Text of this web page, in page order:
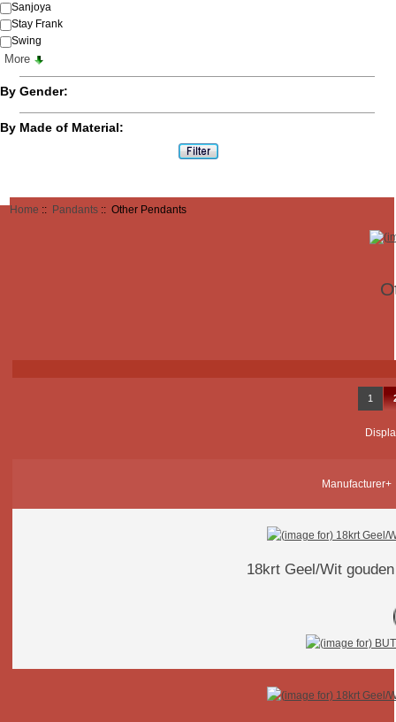
Sanjoya
Stay Frank
Swing
More
By Gender:
By Made of Material:
Home :: Pandants:: Other Pendants
1
Manufacturer+
18krt Geel/Wit